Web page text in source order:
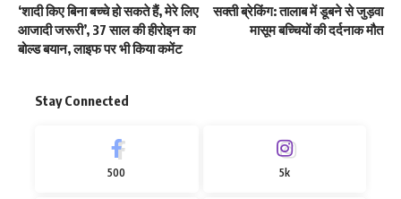
‘शादी किए बिना बच्चे हो सकते हैं, मेरे लिए
आजादी जरूरी’, 37 साल की हीरोइन का
बोल्ड बयान, लाइफ पर भी किया कमेंट
सक्ती ब्रेकिंग: तालाब में डूबने से जुड़वा
मासूम बच्चियों की दर्दनाक मौत
Stay Connected
500 5k